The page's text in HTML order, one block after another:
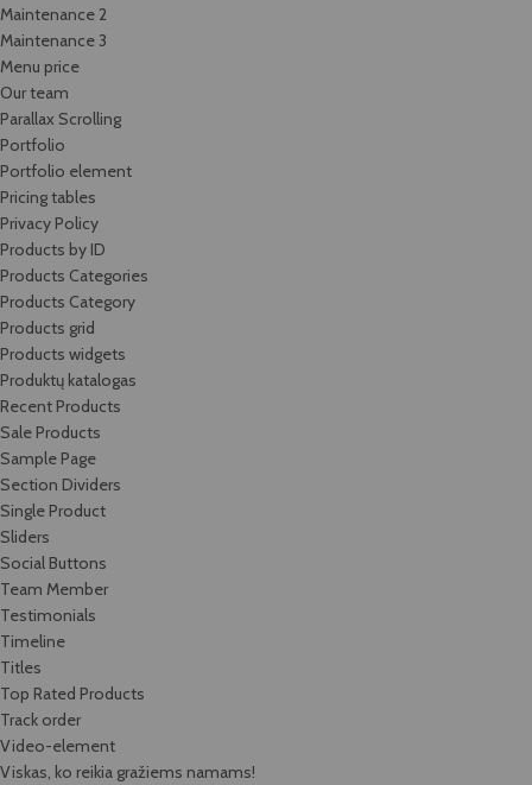
Maintenance 2
Maintenance 3
Menu price
Our team
Parallax Scrolling
Portfolio
Portfolio element
Pricing tables
Privacy Policy
Products by ID
Products Categories
Products Category
Products grid
Products widgets
Produktų katalogas
Recent Products
Sale Products
Sample Page
Section Dividers
Single Product
Sliders
Social Buttons
Team Member
Testimonials
Timeline
Titles
Top Rated Products
Track order
Video-element
Viskas, ko reikia gražiems namams!